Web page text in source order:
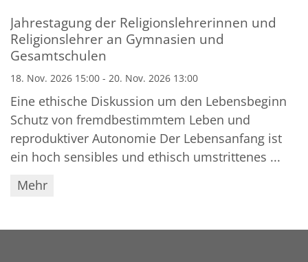
Jahrestagung der Religionslehrerinnen und
Religionslehrer an Gymnasien und
Gesamtschulen
18. Nov. 2026 15:00 - 20. Nov. 2026 13:00
Eine ethische Diskussion um den Lebensbeginn
Schutz von fremdbestimmtem Leben und
reproduktiver Autonomie Der Lebensanfang ist
ein hoch sensibles und ethisch umstrittenes ...
Mehr